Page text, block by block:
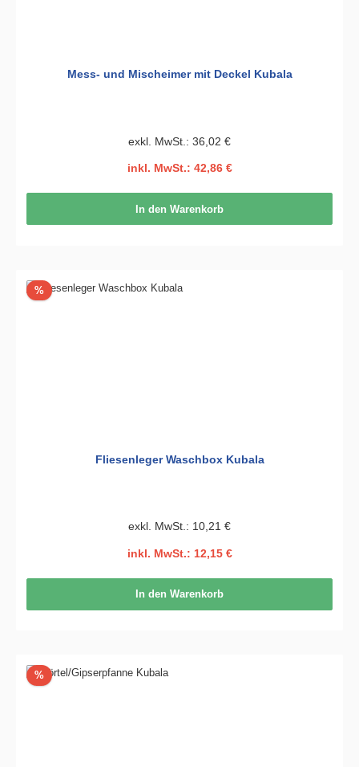
Mess- und Mischeimer mit Deckel Kubala
exkl. MwSt.: 36,02 €
inkl. MwSt.: 42,86 €
In den Warenkorb
%Rabatt
Fliesenleger Waschbox Kubala
exkl. MwSt.: 10,21 €
inkl. MwSt.: 12,15 €
In den Warenkorb
%Rabatt